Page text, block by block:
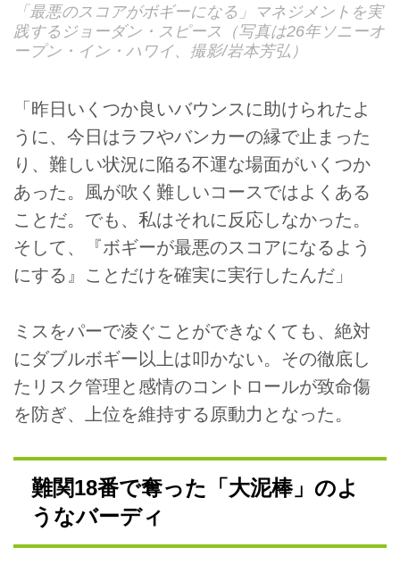
「最悪のスコアがボギーになる」マネジメントを実
践するジョーダン・スピース（写真は26年ソニーオ
ープン・イン・ハワイ、撮影/岩本芳弘）
「昨日いくつか良いバウンスに助けられたよ
うに、今日はラフやバンカーの縁で止まった
り、難しい状況に陥る不運な場面がいくつか
あった。風が吹く難しいコースではよくある
ことだ。でも、私はそれに反応しなかった。
そして、『ボギーが最悪のスコアになるよう
にする』ことだけを確実に実行したんだ」
ミスをパーで凌ぐことができなくても、絶対
にダブルボギー以上は叩かない。その徹底し
たリスク管理と感情のコントロールが致命傷
を防ぎ、上位を維持する原動力となった。
難関18番で奪った「大泥棒」のよ
うなバーディ